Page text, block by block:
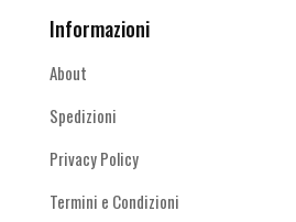
Informazioni
About
Spedizioni
Privacy Policy
Termini e Condizioni